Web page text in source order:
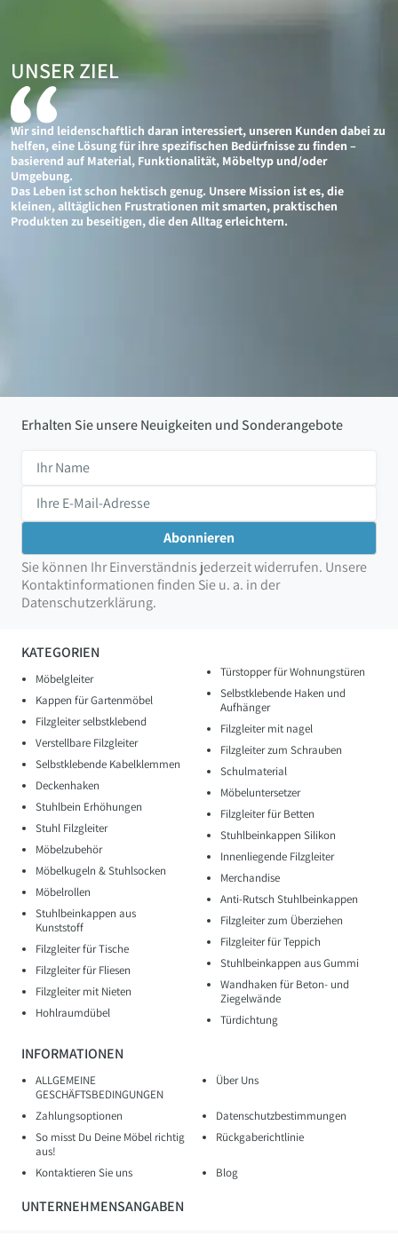
UNSER ZIEL
Wir sind leidenschaftlich daran interessiert, unseren Kunden dabei zu
helfen, eine Lösung für ihre spezifischen Bedürfnisse zu finden –
basierend auf Material, Funktionalität, Möbeltyp und/oder
Umgebung.
Das Leben ist schon hektisch genug. Unsere Mission ist es, die
kleinen, alltäglichen Frustrationen mit smarten, praktischen
Produkten zu beseitigen, die den Alltag erleichtern.
KATEGORIEN
Möbelgleiter
Kappen für Gartenmöbel
Filzgleiter selbstklebend
Verstellbare Filzgleiter
Selbstklebende Kabelklemmen
Deckenhaken
Stuhlbein Erhöhungen
Stuhl Filzgleiter
Möbelzubehör
Möbelkugeln & Stuhlsocken
Möbelrollen
Stuhlbeinkappen aus
Kunststoff
Filzgleiter für Tische
Filzgleiter für Fliesen
Filzgleiter mit Nieten
Hohlraumdübel
Türstopper für Wohnungstüren
Selbstklebende Haken und
Aufhänger
Filzgleiter mit nagel
Filzgleiter zum Schrauben
Schulmaterial
Möbeluntersetzer
Filzgleiter für Betten
Stuhlbeinkappen Silikon
Innenliegende Filzgleiter
Merchandise
Anti-Rutsch Stuhlbeinkappen
Filzgleiter zum Überziehen
Filzgleiter für Teppich
Stuhlbeinkappen aus Gummi
Wandhaken für Beton- und
Ziegelwände
Türdichtung
INFORMATIONEN
ALLGEMEINE
GESCHÄFTSBEDINGUNGEN
Über Uns
Zahlungsoptionen
Datenschutzbestimmungen
So misst Du Deine Möbel richtig
aus!
Rückgaberichtlinie
Kontaktieren Sie uns Blog
UNTERNEHMENSANGABEN
Erhalten Sie unsere Neuigkeiten und Sonderangebote
Sie können Ihr Einverständnis jederzeit widerrufen. Unsere
Kontaktinformationen finden Sie u. a. in der
Datenschutzerklärung.